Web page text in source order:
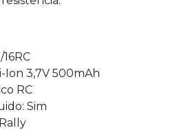
n): 1/16RC
Ion 3,7V 500mAh
Elétrico RC
Sim
Rally